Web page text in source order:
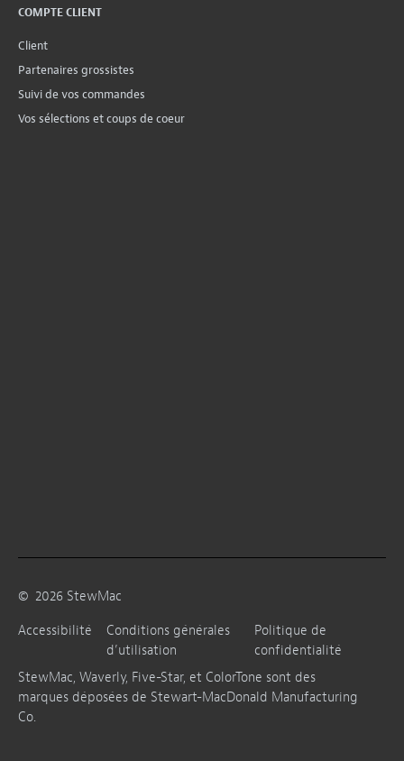
COMPTE CLIENT
Client
Partenaires grossistes
Suivi de vos commandes
Vos sélections et coups de coeur
© 2026 StewMac
Accessibilité
Conditions générales
d’utilisation
Politique de
confidentialité
StewMac, Waverly, Five-Star, et ColorTone sont des
marques déposées de Stewart-MacDonald Manufacturing
Co.